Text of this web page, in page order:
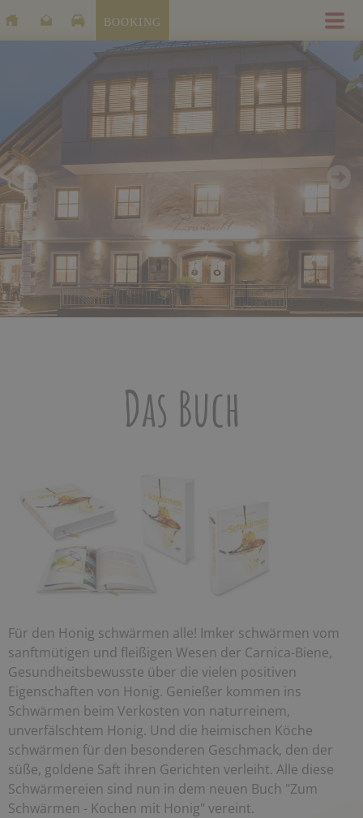
BOOKING
Das Buch
Für den Honig schwärmen alle! Imker schwärmen vom
sanftmütigen und fleißigen Wesen der Carnica-Biene,
Gesundheitsbewusste über die vielen positiven
Eigenschaften von Honig. Genießer kommen ins
Schwärmen beim Verkosten von naturreinem,
unverfälschtem Honig. Und die heimischen Köche
schwärmen für den besonderen Geschmack, den der
süße, goldene Saft ihren Gerichten verleiht. Alle diese
Schwärmereien sind nun in dem neuen Buch "Zum
Schwärmen - Kochen mit Honig" vereint.